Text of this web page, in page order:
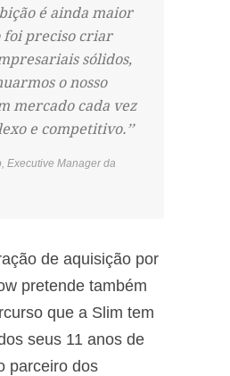
é ainda maior
foi preciso criar
sólidos,
o nosso
mercado cada vez
e competitivo.’’
Executive Manager da
de aquisição por
pretende também
que a Slim tem
seus 11 anos de
parceiro dos